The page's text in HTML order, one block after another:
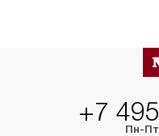
+7
Пн-